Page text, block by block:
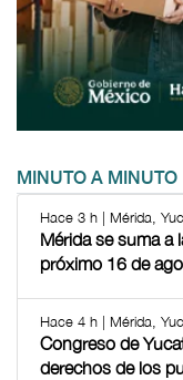
MINUTO A MINUTO
Hace 3 h | Mérida,
Mérida se suma a
próximo 16 de
Hace 4 h | Mérida,
Congreso de
derechos de los